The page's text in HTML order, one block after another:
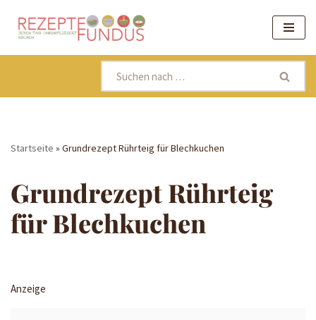
Zum
Inhalt
Startseite » Grundrezept Rührteig für Blechkuchen
Grundrezept Rührteig
für Blechkuchen
Anzeige